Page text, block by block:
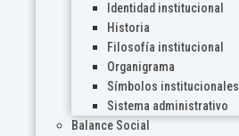
Identidad institucional
Historia
Filosofía institucional
Organigrama
Símbolos institucionales
Sistema administrativo
Balance Social